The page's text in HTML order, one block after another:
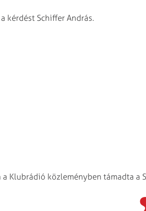
kérdést Schiffer András.
a Klubrádió közleményben támadta